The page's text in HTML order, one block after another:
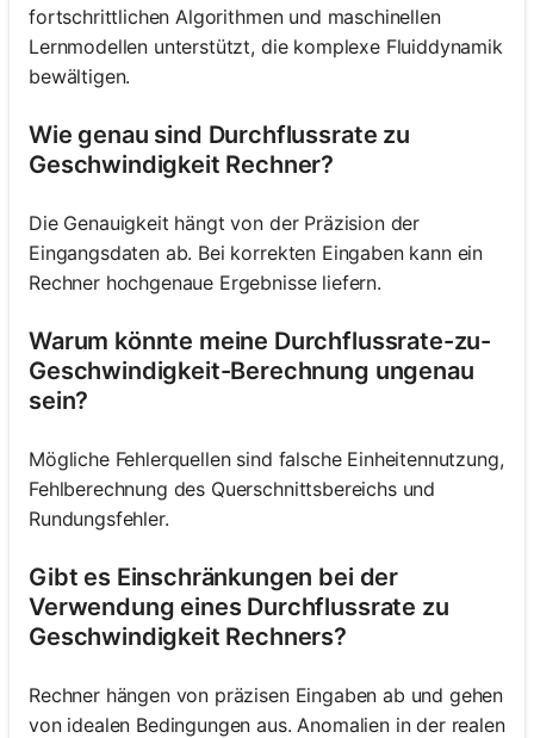
fortschrittlichen Algorithmen und maschinellen
Lernmodellen unterstützt, die komplexe Fluiddynamik
bewältigen.
Wie genau sind Durchflussrate zu
Geschwindigkeit Rechner?
Die Genauigkeit hängt von der Präzision der
Eingangsdaten ab. Bei korrekten Eingaben kann ein
Rechner hochgenaue Ergebnisse liefern.
Warum könnte meine Durchflussrate-zu-
Geschwindigkeit-Berechnung ungenau
sein?
Mögliche Fehlerquellen sind falsche Einheitennutzung,
Fehlberechnung des Querschnittsbereichs und
Rundungsfehler.
Gibt es Einschränkungen bei der
Verwendung eines Durchflussrate zu
Geschwindigkeit Rechners?
Rechner hängen von präzisen Eingaben ab und gehen
von idealen Bedingungen aus. Anomalien in der realen